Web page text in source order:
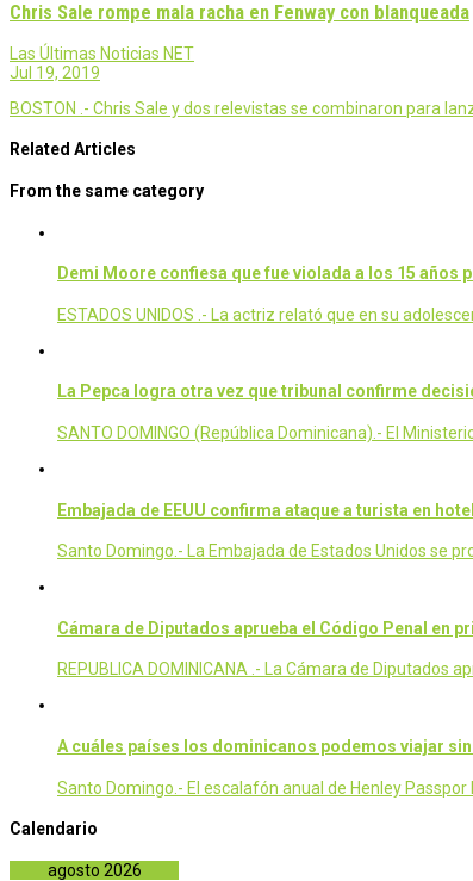
Chris Sale rompe mala racha en Fenway con blanqueada
Las Últimas Noticias NET
Jul 19, 2019
BOSTON .- Chris Sale y dos relevistas se combinaron para
Related Articles
From the same category
Demi Moore confiesa que fue violada a los 15 años
ESTADOS UNIDOS .- La actriz relató que en su
La Pepca logra otra vez que tribunal confirme
SANTO DOMINGO (República Dominicana).- El
Embajada de EEUU confirma ataque a turista en
Santo Domingo.- La Embajada de Estados Unidos se
Cámara de Diputados aprueba el Código Penal en
REPUBLICA DOMINICANA .- La Cámara de
A cuáles países los dominicanos podemos viajar
Santo Domingo.- El escalafón anual de Henley
Calendario
agosto 2026